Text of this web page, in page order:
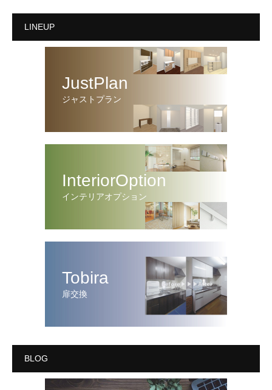
LINEUP
JustPlan
ジャストプラン
InteriorOption
インテリアオプション
Tobira
扉交換
BLOG